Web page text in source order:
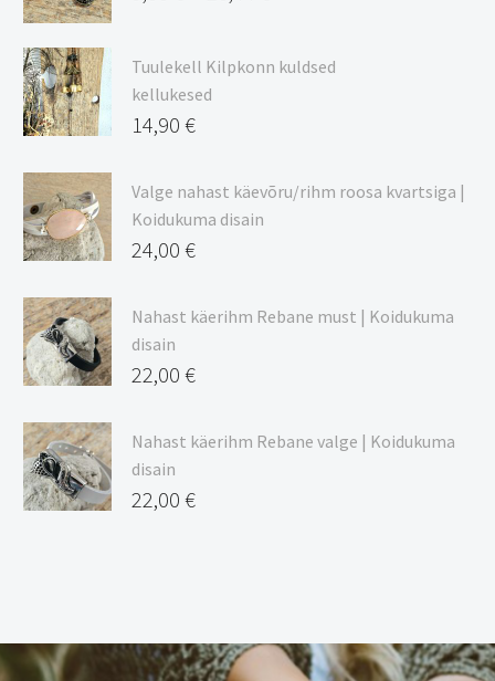
9,00 €
kuni
20,44 €
Tuulekell Kilpkonn kuldsed
kellukesed
14,90 €
Valge nahast käevõru/rihm roosa kvartsiga |
Koidukuma disain
24,00 €
Nahast käerihm Rebane must | Koidukuma
disain
22,00 €
Nahast käerihm Rebane valge | Koidukuma
disain
22,00 €